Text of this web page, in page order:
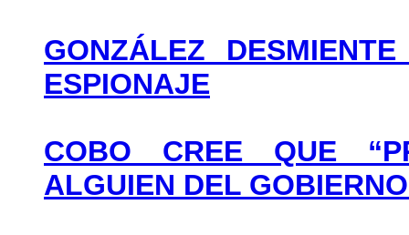
GONZÁLEZ
ESPIONAJE
COBO CREE QUE
ALGUIEN DEL